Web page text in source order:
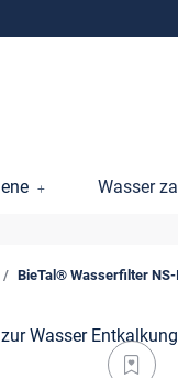
Wasser
BieTal® Wasserfilter